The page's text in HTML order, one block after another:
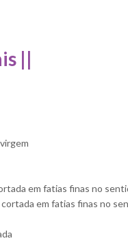
||
em fatias finas no
cortada em fatias finas no